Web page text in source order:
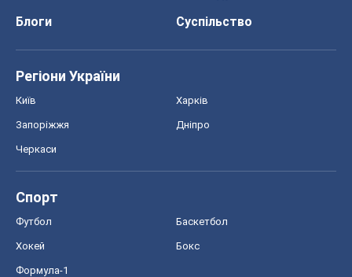
Блоги
Суспільство
Регіони України
Київ Харків
Запоріжжя Дніпро
Черкаси
Спорт
Футбол Баскетбол
Хокей Бокс
Формула-1